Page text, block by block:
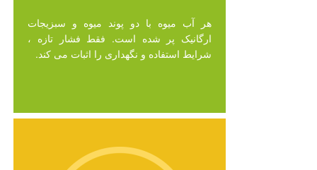
هر آب میوه با دو پوند میوه و سبزیجات
ارگانیک پر شده است. فقط فشار تازه ،
شرایط استفاده و نگهداری را اثبات می کند.